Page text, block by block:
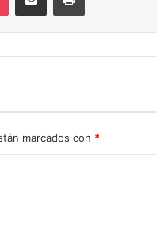
marcados con *